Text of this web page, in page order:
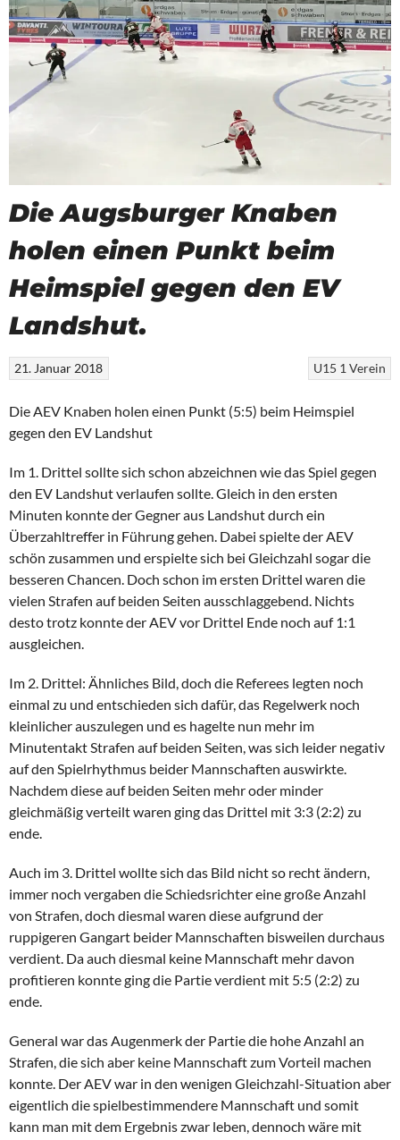
Die Augsburger Knaben
holen einen Punkt beim
Heimspiel gegen den EV
Landshut.
U15 1 Verein
21. Januar 2018
Die AEV Knaben holen einen Punkt (5:5) beim Heimspiel
gegen den EV Landshut
Im 1. Drittel sollte sich schon abzeichnen wie das Spiel gegen
den EV Landshut verlaufen sollte. Gleich in den ersten
Minuten konnte der Gegner aus Landshut durch ein
Überzahltreffer in Führung gehen. Dabei spielte der AEV
schön zusammen und erspielte sich bei Gleichzahl sogar die
besseren Chancen. Doch schon im ersten Drittel waren die
vielen Strafen auf beiden Seiten ausschlaggebend. Nichts
desto trotz konnte der AEV vor Drittel Ende noch auf 1:1
ausgleichen.
Im 2. Drittel: Ähnliches Bild, doch die Referees legten noch
einmal zu und entschieden sich dafür, das Regelwerk noch
kleinlicher auszulegen und es hagelte nun mehr im
Minutentakt Strafen auf beiden Seiten, was sich leider negativ
auf den Spielrhythmus beider Mannschaften auswirkte.
Nachdem diese auf beiden Seiten mehr oder minder
gleichmäßig verteilt waren ging das Drittel mit 3:3 (2:2) zu
ende.
Auch im 3. Drittel wollte sich das Bild nicht so recht ändern,
immer noch vergaben die Schiedsrichter eine große Anzahl
von Strafen, doch diesmal waren diese aufgrund der
ruppigeren Gangart beider Mannschaften bisweilen durchaus
verdient. Da auch diesmal keine Mannschaft mehr davon
profitieren konnte ging die Partie verdient mit 5:5 (2:2) zu
ende.
General war das Augenmerk der Partie die hohe Anzahl an
Strafen, die sich aber keine Mannschaft zum Vorteil machen
konnte. Der AEV war in den wenigen Gleichzahl-Situation aber
eigentlich die spielbestimmendere Mannschaft und somit
kann man mit dem Ergebnis zwar leben, dennoch wäre mit